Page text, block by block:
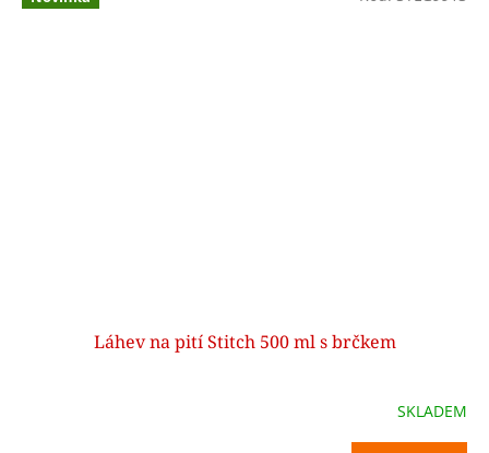
Láhev na pití Stitch 500 ml s brčkem
SKLADEM